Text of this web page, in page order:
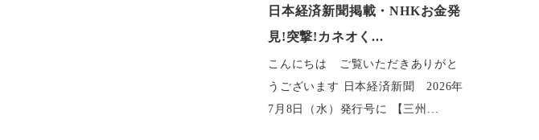
日本経済新聞掲載・NHKお金発
見!突撃!カネオく...
こんにちは ご覧いただきありがと
うございます 日本経済新聞 2026年
7月8日（水）発行号に 【三州...